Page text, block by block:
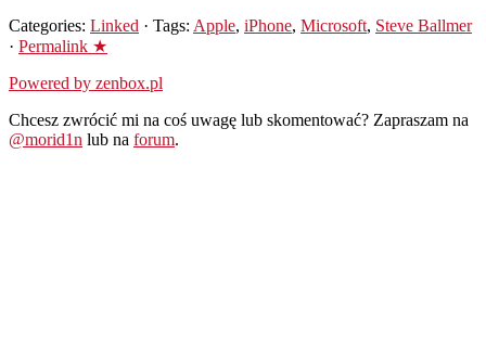
Categories: Linked · Tags: Apple, iPhone, Microsoft, Steve Ballmer
· Permalink ★
Powered by zenbox.pl
Chcesz zwrócić mi na coś uwagę lub skomentować? Zapraszam na
@morid1n lub na forum.